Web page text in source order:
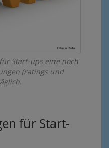
Start-ups eine noch
(ratings und
für Start-